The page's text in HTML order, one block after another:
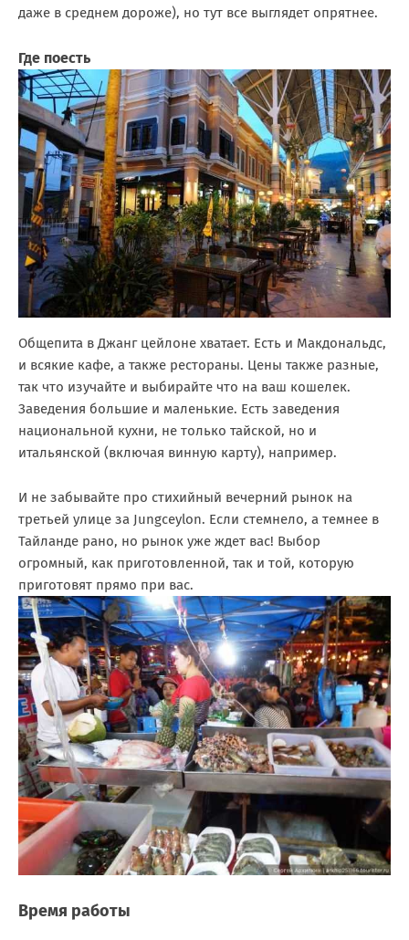
даже в среднем дороже), но тут все выглядет опрятнее.
Где поесть
Общепита в Джанг цейлоне хватает. Есть и Макдональдс,
и всякие кафе, а также рестораны. Цены также разные,
так что изучайте и выбирайте что на ваш кошелек.
Заведения большие и маленькие. Есть заведения
национальной кухни, не только тайской, но и
итальянской (включая винную карту), например.
И не забывайте про стихийный вечерний рынок на
третьей улице за Jungceylon. Если стемнело, а темнее в
Тайланде рано, но рынок уже ждет вас! Выбор
огромный, как приготовленной, так и той, которую
приготовят прямо при вас.
Время работы